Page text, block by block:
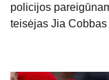
policijos
teisėjas Jia